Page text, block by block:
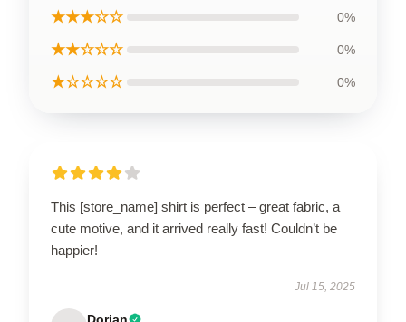
★★★☆☆ 0%
★★☆☆☆ 0%
★☆☆☆☆ 0%
This [store_name] shirt is perfect – great fabric, a
cute motive, and it arrived really fast! Couldn’t be
happier!
Jul 15, 2025